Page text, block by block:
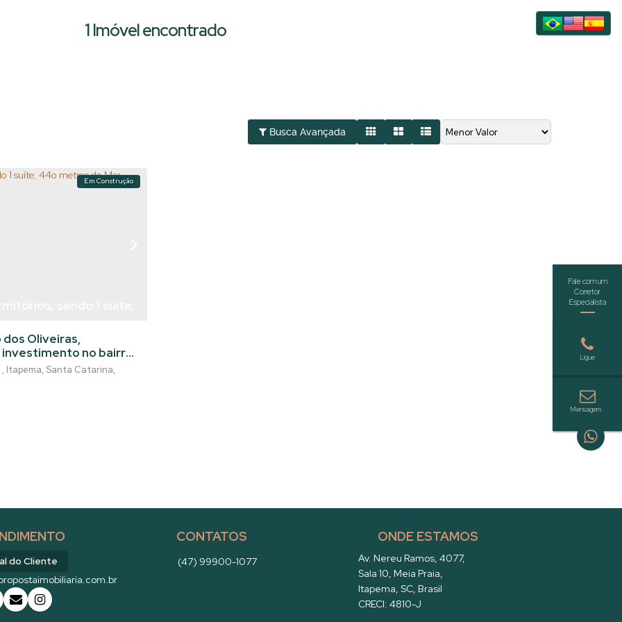
1 Imóvel encontrado
Busca Avançada
Em Construção
, Itapema, Santa Catarina,
Oliveiras,
no bairro
praticidade,
ao mar, com
do Cliente
CONTATOS
(47) 99900-1077
ONDE ESTAMOS
Av. Nereu Ramos, 4077,
Sala 10, Meia Praia,
Itapema, SC, Brasil
CRECI: 4810-J